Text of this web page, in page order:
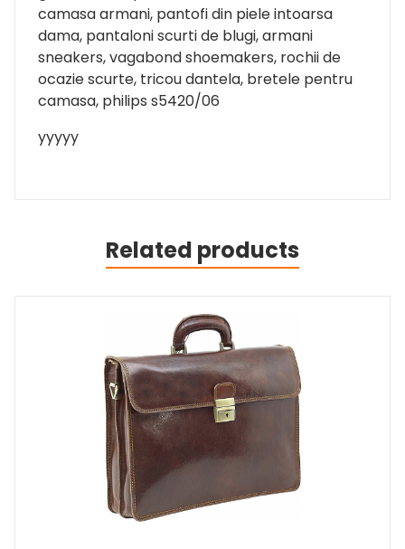
camasa armani, pantofi din piele intoarsa
dama, pantaloni scurti de blugi, armani
sneakers, vagabond shoemakers, rochii de
ocazie scurte, tricou dantela, bretele pentru
camasa, philips s5420/06
yyyyy
Related products